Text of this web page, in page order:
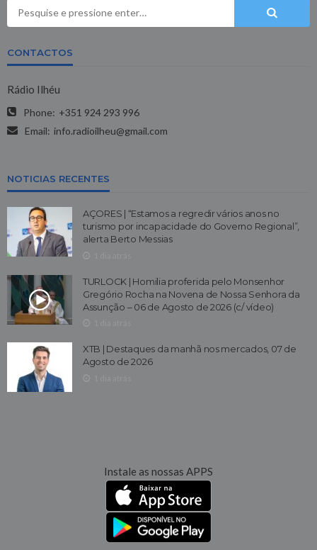
CONTACTOS
Rádio Ilhéu
Phone: +351 924 293 996
Email: info.radioilheu@gmail.com
NOTICIAS RECENTES
AÇORES | “Estamos a regredir vários anos no
turismo por incapacidade do Governo Regional”,
alerta Berto Messias
TURLOCK | Homilia proferida pelo Monsenhor
Gregório Rocha na Novena de Nossa Senhora da
Assunção – 06 de Agosto de 2026 (c/ vídeo)
XTB | Destaques da manhã nos mercados, 07 de
Agosto de 2026
Instale as nossas APPS